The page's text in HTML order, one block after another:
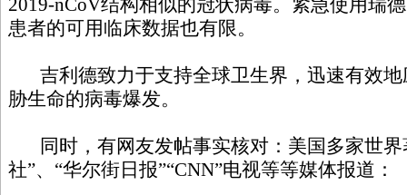
2019-nCoV结构相似的冠状病毒。紧急使用瑞
患者的可用临床数据也有限。
吉利德致力于支持全球卫生界，迅速有效地
胁生命的病毒爆发。
同时，有网友发帖事实核对：美国多家世界
社”、“华尔街日报”“CNN”电视等等媒体报道：